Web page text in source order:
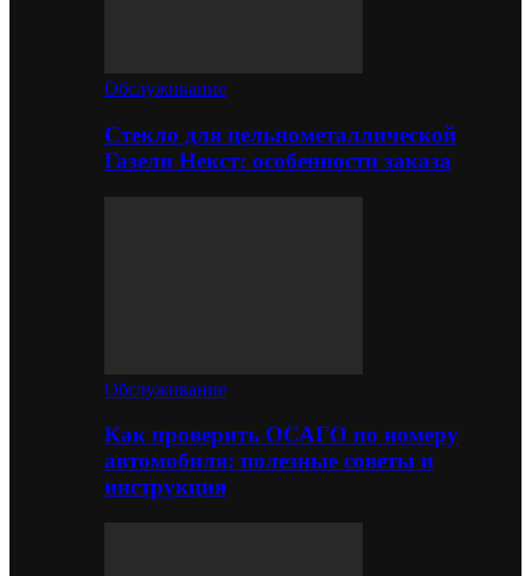
Обслуживание
Стекло для цельнометаллической
Газели Некст: особенности заказа
Обслуживание
Как проверить ОСАГО по номеру
автомобиля: полезные советы и
инструкция